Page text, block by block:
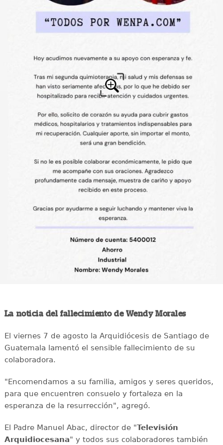
La noticia del fallecimiento de Wendy Morales
El viernes 7 de agosto la Arquidiócesis de Santiago de
Guatemala lamentó el sensible fallecimiento de su
colaboradora.
"Encomendamos a su familia, amigos y seres queridos,
para que encuentren consuelo y fortaleza en la
esperanza de la resurrección", agregó.
El Padre Manuel Abac, director de "Televisión
Arquidiocesana" y todos sus colaboradores también